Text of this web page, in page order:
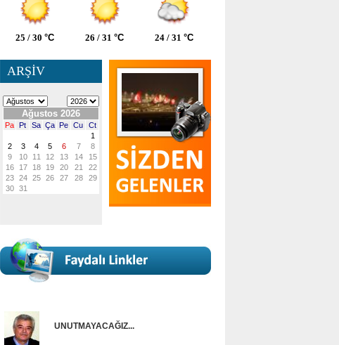
25 / 30 °C 26 / 31 °C 24 / 31 °C
ARŞİV
UNUTMAYACAĞIZ...